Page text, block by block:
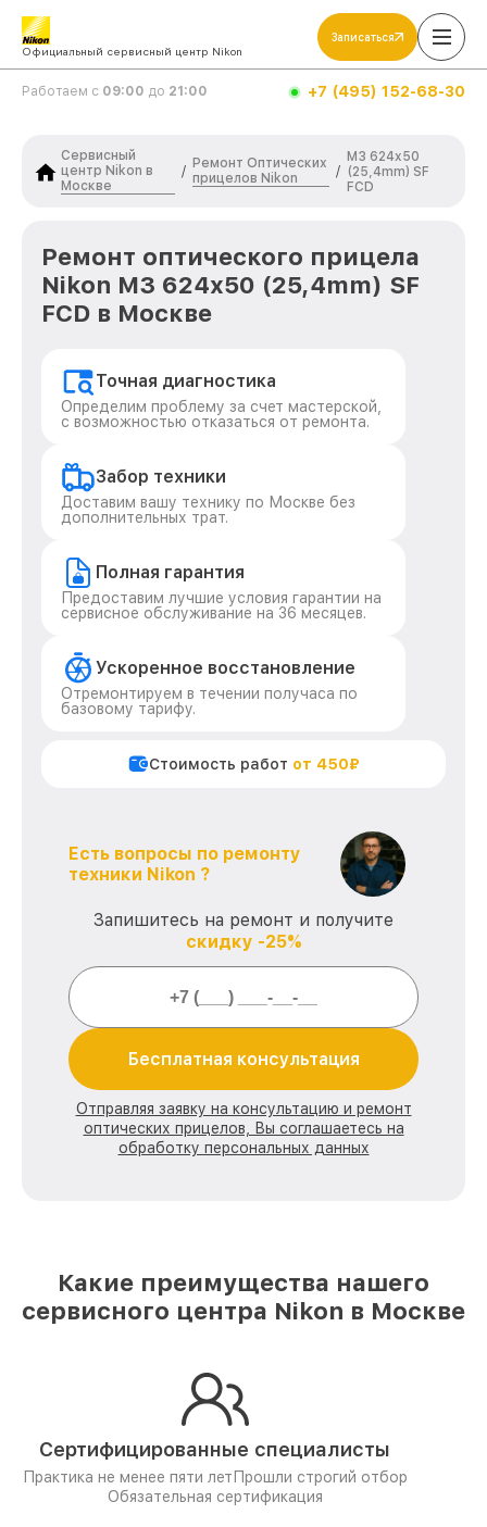
Официальный сервисный центр Nikon
Записаться
Работаем с 09:00 до 21:00 +7 (495) 152-68-30
Сервисный
центр Nikon в
Москве
/
Ремонт Оптических
прицелов Nikon
/
M3 624x50
(25,4mm) SF
FCD
Ремонт оптического прицела
Nikon M3 624x50 (25,4mm) SF
FCD в Москве
Точная диагностика
Определим проблему за счет мастерской,
с возможностью отказаться от ремонта.
Забор техники
Доставим вашу технику по Москве без
дополнительных трат.
Полная гарантия
Предоставим лучшие условия гарантии на
сервисное обслуживание на 36 месяцев.
Ускоренное восстановление
Отремонтируем в течении получаса по
базовому тарифу.
Стоимость работ от 450₽
Есть вопросы по ремонту
техники Nikon ?
Запишитесь на ремонт и получите
скидку -25%
Бесплатная консультация
Отправляя заявку на консультацию и ремонт
оптических прицелов, Вы соглашаетесь на
обработку персональных данных
Какие преимущества нашего
сервисного центра Nikon в Москве
Сертифицированные специалисты
Практика не менее пяти лет Прошли строгий отбор
Обязательная сертификация